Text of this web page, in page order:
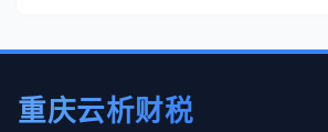
重庆云析财税